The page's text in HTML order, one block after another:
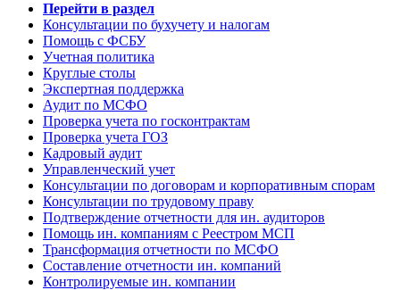
Перейти в раздел
Консультации по бухучету и налогам
Помощь с ФСБУ
Учетная политика
Круглые столы
Экспертная поддержка
Аудит по МСФО
Проверка учета по госконтрактам
Проверка учета ГОЗ
Кадровый аудит
Управленческий учет
Консультации по договорам и корпоративным спорам
Консультации по трудовому праву
Подтверждение отчетности для ин. аудиторов
Помощь ин. компаниям с Реестром МСП
Трансформация отчетности по МСФО
Составление отчетности ин. компаний
Контролируемые ин. компании